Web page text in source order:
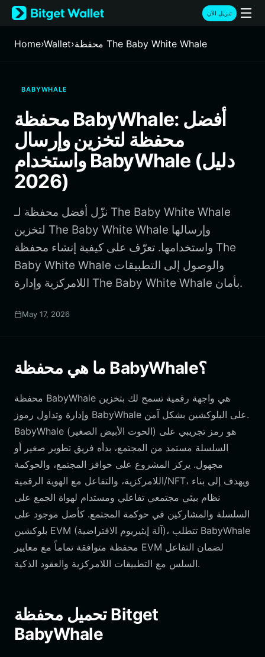
English
日本語
Русский
Italiano
Deutsch
简体中文
繁體中文
Português (Portugal)
Bahasa Indonesia
ภาษาไทย
বাংলা
Español
Português (Brasil)
Español (Argentina)
تنزيل الآن
Home›Wallet› محفظة The Baby White Whale
BABYWHALE
محفظة BabyWhale: أفضل
محفظة لتخزين وإرسال
واستخدام BabyWhale (دليل
2026)
نزّل أفضل محفظة لـ The Baby White Whale
لتخزين The Baby White Whale وإرسالها
واستخدامها. تعرّف على كيفية إنشاء محفظة The
Baby White Whale والوصول إلى التطبيقات
اللامركزية وإدارة The Baby White Whale بأمان.
May 17, 2026
ما هي محفظة BabyWhale؟
محفظة BabyWhale هي واجهة رقمية تسمح لك بتخزين
وإدارة وتداول رموز BabyWhale على البلوكشين بشكل آمن.
BabyWhale (الحوت الأبيض الصغير) هو رمز تجريبي على
السلسلة مستمد من المجتمع، بدأه فريق تطوير صغير أو
مجهول. يركز المشروع على حوافز المجتمع، والحوكمة
اللامركزية، والتفاعل مع الهوية الرقمية/NFT، ويهدف إلى بناء
نظام بيئي مجتمعي تفاعلي ومستدام لهواة الجمع على
السلسلة والمشاركين في حوكمة المجتمع. كأصل موجود على
بلوكشين EVM (آلة إيثيريوم الافتراضية)، تتطلب BabyWhale
محفظة متوافقة تماماً مع معايير EVM لضمان التفاعل
السلس مع التطبيقات اللامركزية والعقود الذكية.
تحميل محفظة Bitget
BabyWhale